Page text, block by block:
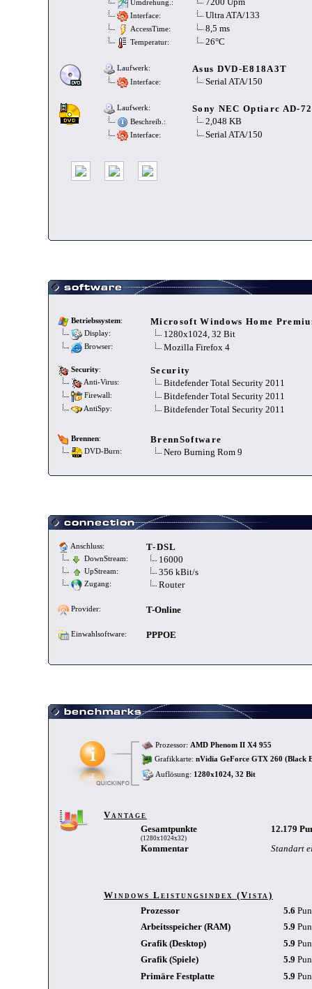
Umdrehung.:
Interface: Ultra ATA/133
AccessTime: 8,5 ms
Temperatur: 26°C
Laufwerk: Asus DVD-E818A3T
Interface: Serial ATA/150
Laufwerk: Sony NEC Optiarc AD-
Beschreib.: 2,048 KB
Interface: Serial ATA/150
Betriebssystem: Microsoft Windows Home
Display: 1280x1024, 32 Bit
Browser: Mozilla Firefox 4
Security: Security
Anti-Virus: Bitdefender Total Security 2011
Firewall: Bitdefender Total Security 2011
AntiSpy: Bitdefender Total Security 2011
Brennen: BrennSoftware
DVD-Burn: Nero Burning Rom 9
Anschluss: T-DSL
DownStream: 16000
UpStream: 356 kBit/s
Zugang: Router
Provider: T-Online
Einwahlsoftware: PPPOE
Prozessor: AMD Phenom II X4 955
Grafikkarte: nVidia GeForce GTX 260 (Black
Auflösung: 1280x1024, 32 Bit
Vantage
Gesamtpunkte
(1280x1024x32)
12.179
Kommentar
Standart
Windows Leistungsindex (Vista)
Prozessor
5.6
Arbeitsspeicher (RAM)
5.9
Grafik (Desktop)
5.9
Grafik (Spiele)
5.9
Primäre Festplatte
5.9